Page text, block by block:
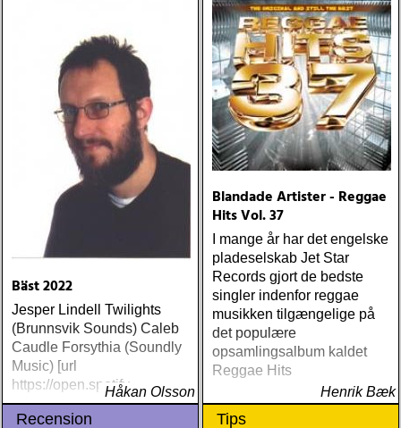
Bäst 2022
Jesper Lindell Twilights
(Brunnsvik Sounds) Caleb
Caudle Forsythia (Soundly
Music) [url
https://open.spotifyHåkan Olsson
Blandade Artister - Reggae
Hits Vol. 37
I mange år har det engelske
pladeselskab Jet Star
Records gjort de bedste
singler indenfor reggae
musikken tilgængelige på
det populære
opsamlingsalbum kaldet
Reggae Hits
Henrik Bæk
Recension Tips